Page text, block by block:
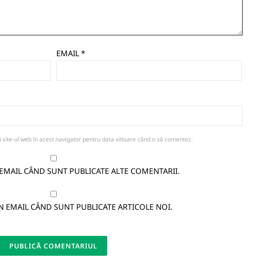
EMAIL*
ul web în acest navigator pentru data viitoare când o să comentez.
CÂND SUNT PUBLICATE ALTE COMENTARII.
EMAIL CÂND SUNT PUBLICATE ARTICOLE NOI.